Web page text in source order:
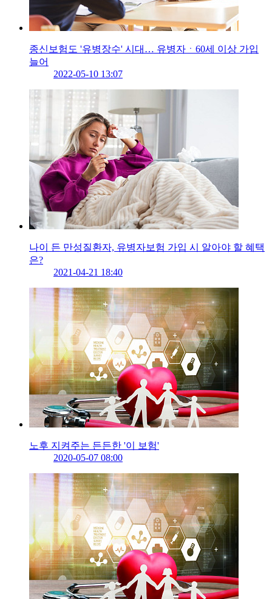
종신보험도 '유병장수' 시대… 유병자ㆍ60세 이상 가입
늘어
2022-05-10 13:07
나이 든 만성질환자, 유병자보험 가입 시 알아야 할 혜택
은?
2021-04-21 18:40
노후 지켜주는 든든한 '이 보험'
2020-05-07 08:00